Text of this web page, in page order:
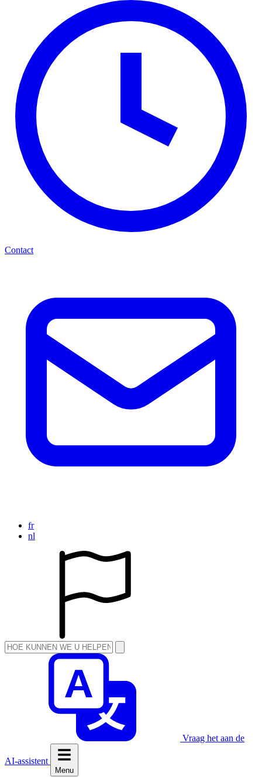
Contact
fr
nl
Vraag het aan de
AI-assistent
Menu